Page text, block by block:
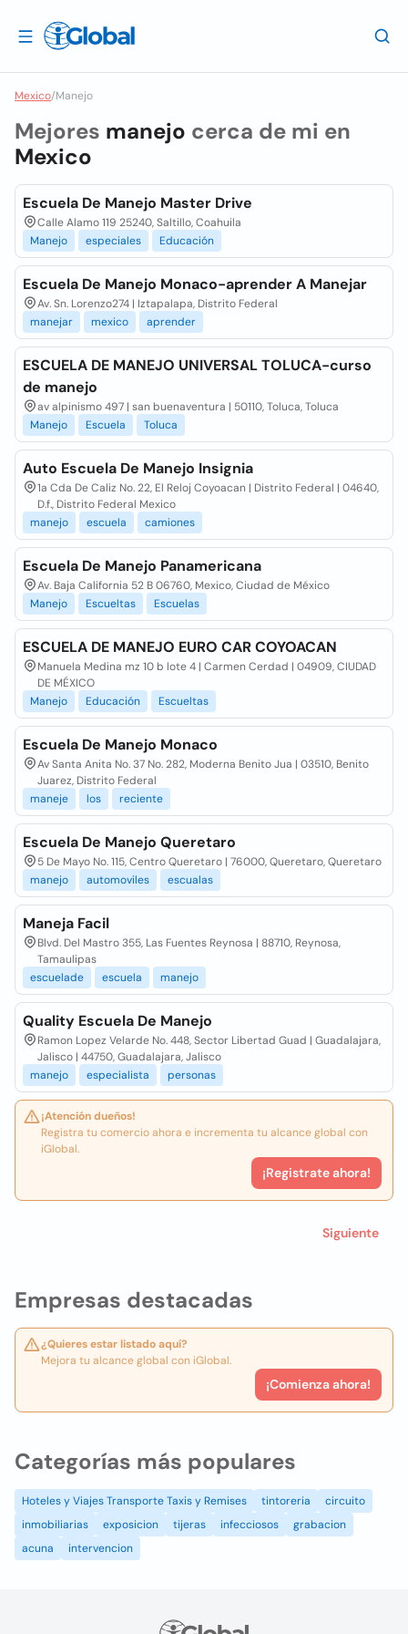
Mexico/Manejo
Empresas destacadas
¿Quieres estar listado aquí?
Mejora tu alcance global con iGlobal.
¡Comienza ahora!
Mejores manejo cerca de mi en
Mexico
Escuela De Manejo Master Drive
Calle Alamo 119 25240, Saltillo, Coahuila
Manejo
especiales Educación
Escuela De Manejo Monaco-aprender A Manejar
Av. Sn. Lorenzo274 | Iztapalapa, Distrito Federal
manejar
mexico aprender
ESCUELA DE MANEJO UNIVERSAL TOLUCA-curso
de manejo
av alpinismo 497 | san buenaventura | 50110, Toluca, Toluca
Manejo
Escuela Toluca
Auto Escuela De Manejo Insignia
1a Cda De Caliz No. 22, El Reloj Coyoacan | Distrito Federal | 04640,
D.f., Distrito Federal Mexico
manejo
escuela camiones
Escuela De Manejo Panamericana
Av. Baja California 52 B 06760, Mexico, Ciudad de México
Manejo
Escueltas Escuelas
ESCUELA DE MANEJO EURO CAR COYOACAN
Manuela Medina mz 10 b lote 4 | Carmen Cerdad | 04909, CIUDAD
DE MÉXICO
Manejo
Educación Escueltas
Escuela De Manejo Monaco
Av Santa Anita No. 37 No. 282, Moderna Benito Jua | 03510, Benito
Juarez, Distrito Federal
maneje
los reciente
Escuela De Manejo Queretaro
5 De Mayo No. 115, Centro Queretaro | 76000, Queretaro, Queretaro
manejo
automoviles escualas
Maneja Facil
Blvd. Del Mastro 355, Las Fuentes Reynosa | 88710, Reynosa,
Tamaulipas
escuelade
escuela manejo
Quality Escuela De Manejo
Ramon Lopez Velarde No. 448, Sector Libertad Guad | Guadalajara,
Jalisco | 44750, Guadalajara, Jalisco
manejo
especialista personas
¡Atención dueños!
Registra tu comercio ahora e incrementa tu alcance global con
iGlobal.
¡Registrate ahora!
Siguiente
Categorías más populares
Hoteles y Viajes Transporte Taxis y Remises tintoreria
circuito
inmobiliarias
exposicion tijeras infecciosos
grabacion
acuna
intervencion